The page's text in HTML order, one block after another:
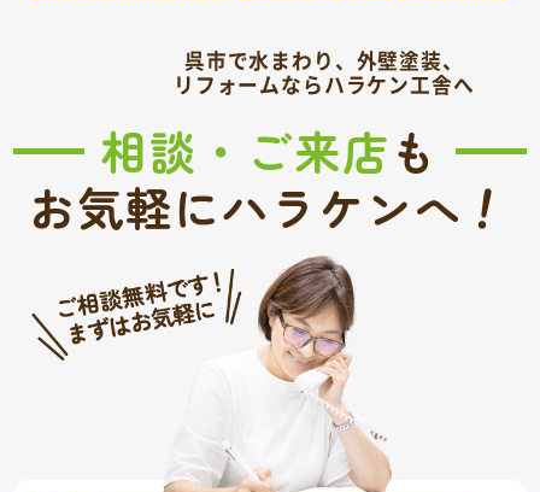
呉市で水まわり、外壁塗装、
リフォームならハラケン工舎へ
相談・ご来店も
お気軽にハラケンへ！